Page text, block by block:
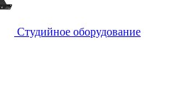
Студийное оборудование